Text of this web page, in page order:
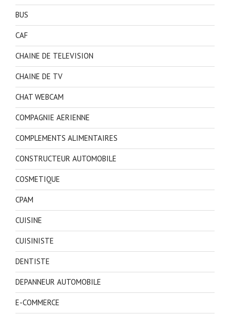
BUS
CAF
CHAINE DE TELEVISION
CHAINE DE TV
CHAT WEBCAM
COMPAGNIE AERIENNE
COMPLEMENTS ALIMENTAIRES
CONSTRUCTEUR AUTOMOBILE
COSMETIQUE
CPAM
CUISINE
CUISINISTE
DENTISTE
DEPANNEUR AUTOMOBILE
E-COMMERCE